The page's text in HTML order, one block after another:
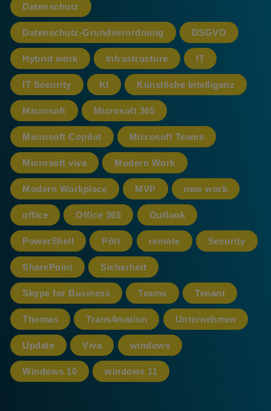
Datenschutz
Datenschutz-Grundverordnung DSGVO
Hybrid work Infrastructure IT
IT Security KI Künstliche Intelligenz
Microsoft Microsoft 365
Microsoft Copilot Microsoft Teams
Microsoft viva Modern Work
Modern Workplace MVP new work
office Office 365 Outlook
PowerShell Pött remote Security
SharePoint Sicherheit
Skype for Business Teams Tenant
Thomas Trans4mation Unternehmen
Update Viva windows
Windows 10 windows 11